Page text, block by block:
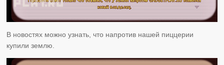
В новостях можно узнать, что напротив нашей пиццерии
купили землю.